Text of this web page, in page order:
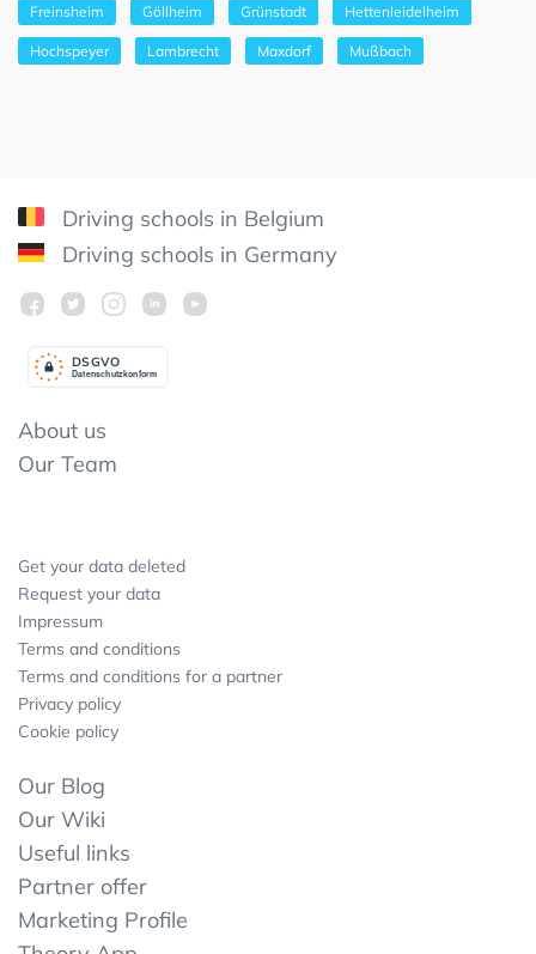
Freinsheim Göllheim Grünstadt Hettenleidelheim
Hochspeyer Lambrecht Maxdorf Mußbach
Driving schools in Belgium
Driving schools in Germany
Datenschutzkonform
DSGVO
About us
Our Team
Get your data deleted
Request your data
Impressum
Terms and conditions
Terms and conditions for a partner
Privacy policy
Cookie policy
Our Blog
Our Wiki
Useful links
Partner offer
Marketing Profile